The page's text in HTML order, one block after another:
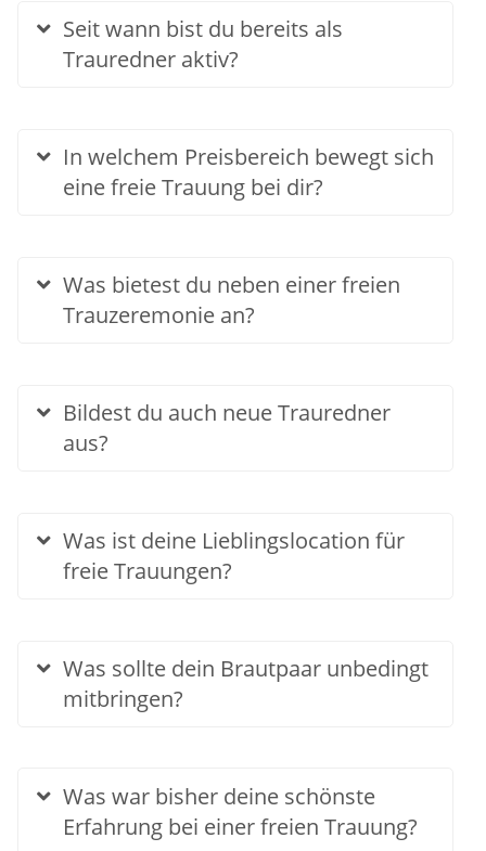
Seit wann bist du bereits als
Trauredner aktiv?
In welchem Preisbereich bewegt sich
eine freie Trauung bei dir?
Was bietest du neben einer freien
Trauzeremonie an?
Bildest du auch neue Trauredner
aus?
Was ist deine Lieblingslocation für
freie Trauungen?
Was sollte dein Brautpaar unbedingt
mitbringen?
Was war bisher deine schönste
Erfahrung bei einer freien Trauung?